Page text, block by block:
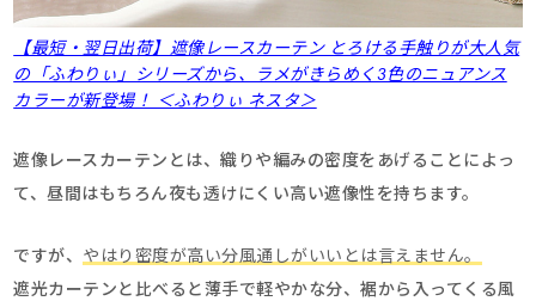
【最短・翌日出荷】遮像レースカーテン とろける手触りが大人気
の「ふわりぃ」シリーズから、ラメがきらめく3色のニュアンス
カラーが新登場！ ＜ふわりぃ ネスタ＞
遮像レースカーテンとは、織りや編みの密度をあげることによっ
て、昼間はもちろん夜も透けにくい高い遮像性を持ちます。
ですが、 やはり密度が高い分風通しがいいとは言えません。
遮光カーテンと比べると薄手で軽やかな分、裾から入ってくる風